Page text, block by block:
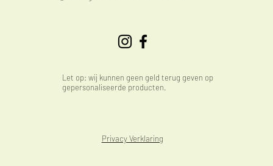
Let op: wij kunnen geen geld terug geven op
gepersonaliseerde producten.
Privacy Verklaring